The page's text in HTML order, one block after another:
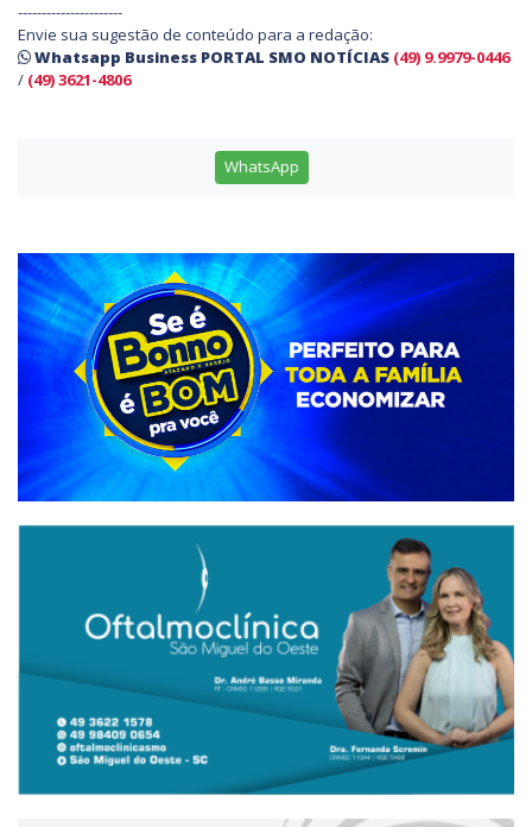
----------------------
Envie sua sugestão de conteúdo para a redação:
Whatsapp Business PORTAL SMO NOTÍCIAS (49) 9.9979-0446
/ (49) 3621-4806
WhatsApp